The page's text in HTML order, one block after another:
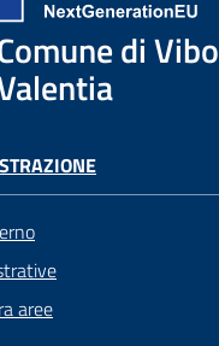
di Vibo
aree